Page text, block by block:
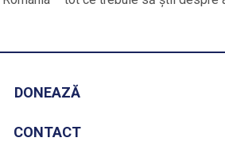
DONEAZĂ
CONTACT